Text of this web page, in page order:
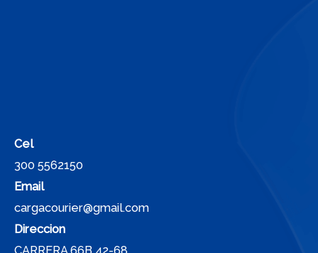
Cel
300 5562150
Email
cargacourier@gmail.com
Direccion